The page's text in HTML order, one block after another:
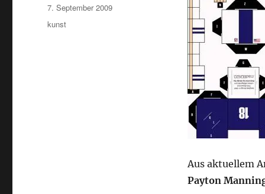
Aus aktuellem
Payton
Veröffentlicht
am
7. September 2009
Kategorien
kunst